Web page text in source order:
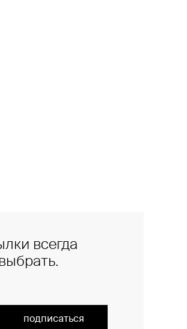
всегда
подписаться